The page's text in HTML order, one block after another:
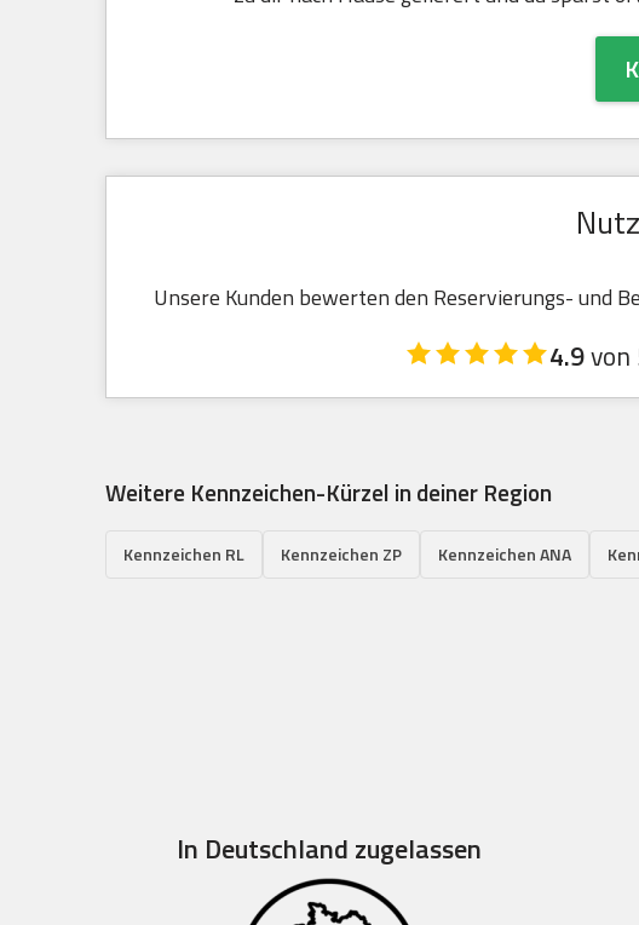
Unsere Kunden bewerten den Reservierungs- und
4.9von
Weitere Kennzeichen-Kürzel in deiner Region
Kennzeichen RL Kennzeichen ZP Kennzeichen ANA
In Deutschland zugelassen